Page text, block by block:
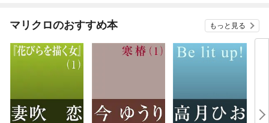
マリクロのおすすめ本 もっと見る